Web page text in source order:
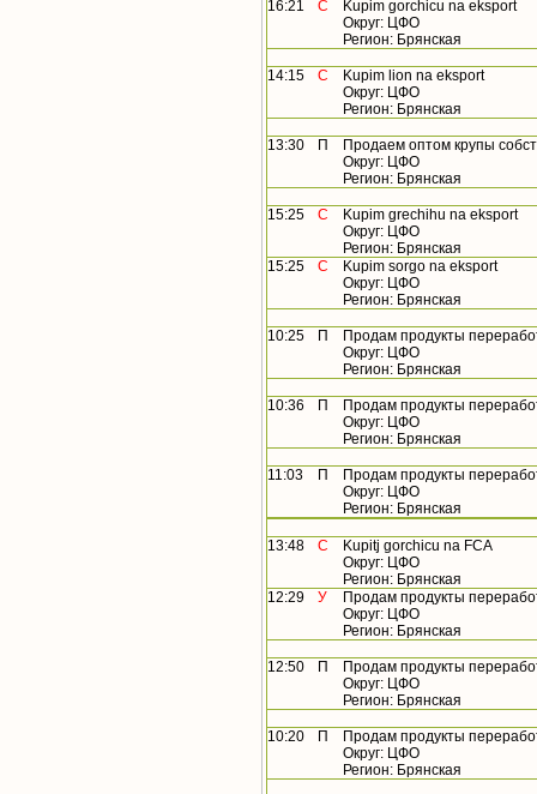
16:21 С
Kupim gorchicu na eksport
Округ: ЦФО
Регион: Брянская
14:15 С
Kupim lion na eksport
Округ: ЦФО
Регион: Брянская
13:30 П
Продаем оптом крупы
Округ: ЦФО
Регион: Брянская
15:25 С
Kupim grechihu na eksport
Округ: ЦФО
Регион: Брянская
15:25
С
Kupim sorgo na eksport
Округ: ЦФО
Регион: Брянская
10:25 П
Продам продукты
Округ: ЦФО
Регион: Брянская
10:36 П
Продам продукты
Округ: ЦФО
Регион: Брянская
11:03 П
Продам продукты
Округ: ЦФО
Регион: Брянская
13:48 С
Kupitj gorchicu na FCA
Округ: ЦФО
Регион: Брянская
12:29
У
Продам продукты
Округ: ЦФО
Регион: Брянская
12:50 П
Продам продукты
Округ: ЦФО
Регион: Брянская
10:20 П
Продам продукты
Округ: ЦФО
Регион: Брянская